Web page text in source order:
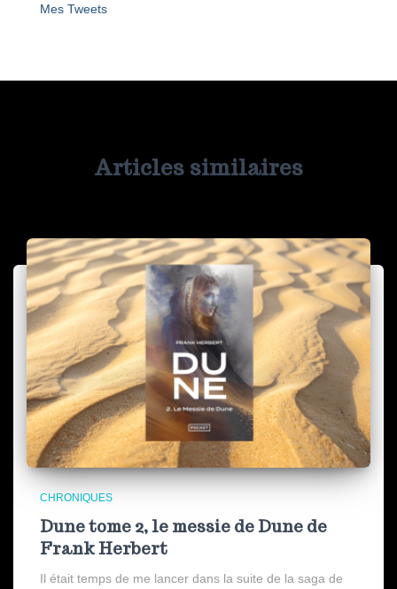
Mes Tweets
Articles similaires
CHRONIQUES
Dune tome 2, le messie de Dune de
Frank Herbert
Il était temps de me lancer dans la suite de la saga de